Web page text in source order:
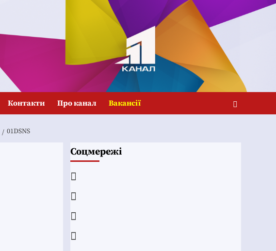
Контакти Про канал Вакансії
01DSNS
Соцмережі